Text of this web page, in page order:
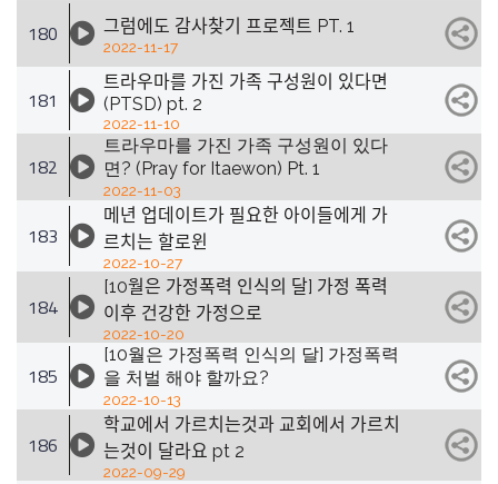
180 그럼에도 감사찾기 프로젝트 PT. 1
2022-11-17
181
트라우마를 가진 가족 구성원이 있다면
(PTSD) pt. 2
2022-11-10
182
트라우마를 가진 가족 구성원이 있다
면? (Pray for Itaewon) Pt. 1
2022-11-03
183
메년 업데이트가 필요한 아이들에게 가
르치는 할로윈
2022-10-27
184
[10월은 가정폭력 인식의 달] 가정 폭력
이후 건강한 가정으로
2022-10-20
185
[10월은 가정폭력 인식의 달] 가정폭력
을 처벌 해야 할까요?
2022-10-13
186
학교에서 가르치는것과 교회에서 가르치
는것이 달라요 pt 2
2022-09-29